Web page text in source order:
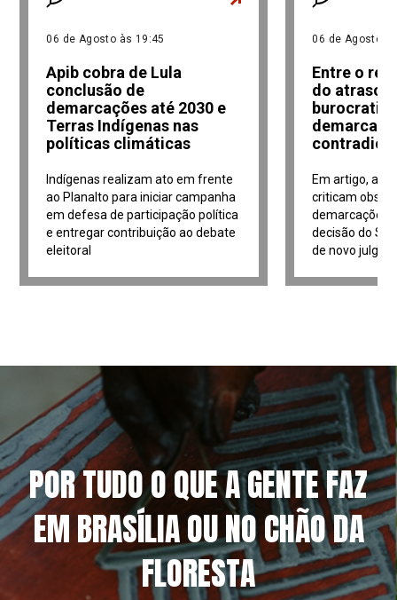
06 de Agosto às 19:45
Apib cobra de Lula
conclusão de
demarcações até 2030 e
Terras Indígenas nas
políticas climáticas
Indígenas realizam ato em frente
ao Planalto para iniciar campanha
em defesa de participação política
e entregar contribuição ao debate
eleitoral
06 de Agosto
Entre o
do atraso
Em artigo,
criticam
demarcações
decisão do
de novo
POR TUDO O QUE A GENTE FAZ
EM BRASÍLIA OU NO CHÃO DA
FLORESTA